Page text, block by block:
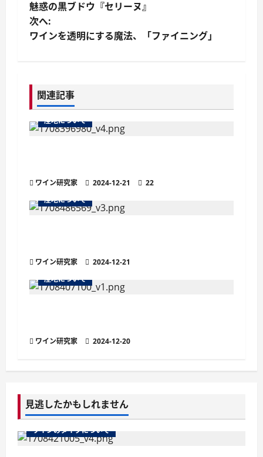
稿
ナ
ゲ
ー
ン
魅惑の黒ブドウ『セリーヌ』
次へ:
ワインを透明にする魔法、「ファイニング」
関連記事
産地について
ワイン研究家 2024-12-21
22
産地について
ワイン研究家
2024-12-21
産地について
ワイン研究家 2024-12-20
見逃したかもしれません
ワインのタイプについて